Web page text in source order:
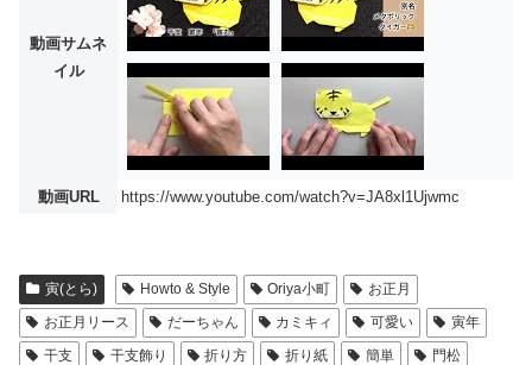
動画サムネ
イル
動画URL https://www.youtube.com/watch?v=JA8xl1Ujwmc
寅(とら) Howto & Style Oriya小町
お正月
お正月リース
だーちゃん カミキィ 可愛い
寅年
干支
干支飾り 折り方 折り紙 簡単 門松